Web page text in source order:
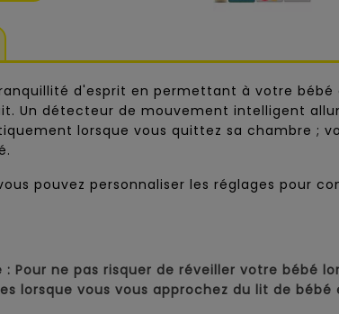
d'esprit en permettant à votre
Un détecteur de mouvement intelligent
lorsque vous quittez sa chambre ;
pouvez personnaliser les réglages pour
: Pour ne pas risquer de réveiller votre bébé
lorsque vous vous approchez du lit de